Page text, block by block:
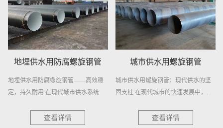
地埋供水用防腐螺旋钢管
地埋供水用防腐螺旋钢管——高效稳
定，持久耐用 在现代城市供水系统
查看详情
城市供水用螺旋钢管
城市供水用螺旋钢管：现代供水的坚
固支柱 在现代城市的快速发展中，...
查看详情